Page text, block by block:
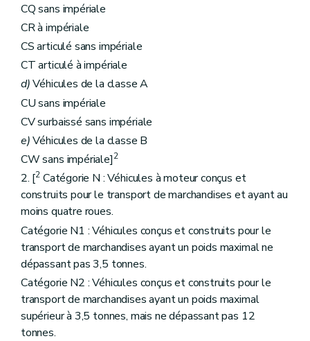
CQ sans impériale
CR à impériale
CS articulé sans impériale
CT articulé à impériale
d)Véhicules de la classe A
CU sans impériale
CV surbaissé sans impériale
e)Véhicules de la classe B
CW sans impériale]2
2. [2 Catégorie N : Véhicules à moteur conçus et
construits pour le transport de marchandises et ayant au
moins quatre roues.
Catégorie N1 : Véhicules conçus et construits pour le
transport de marchandises ayant un poids maximal ne
dépassant pas 3,5 tonnes.
Catégorie N2 : Véhicules conçus et construits pour le
transport de marchandises ayant un poids maximal
supérieur à 3,5 tonnes, mais ne dépassant pas 12
tonnes.